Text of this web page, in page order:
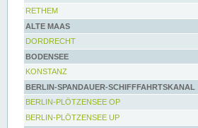
RETHEM
ALTE MAAS
DORDRECHT
BODENSEE
KONSTANZ
BERLIN-SPANDAUER-SCHIFFFAHRTSKANAL
BERLIN-PLÖTZENSEE OP
BERLIN-PLÖTZENSEE UP